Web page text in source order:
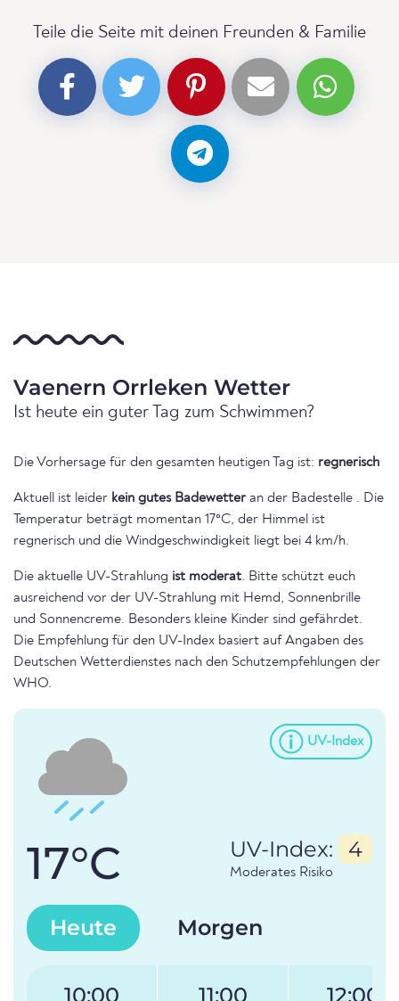
Teile die Seite mit deinen Freunden & Familie
Vaenern Orrleken Wetter
Ist heute ein guter Tag zum Schwimmen?
Die Vorhersage für den gesamten heutigen Tag ist: regnerisch
Aktuell ist leider kein gutes Badewetter an der Badestelle . Die
Temperatur beträgt momentan 17°C, der Himmel ist
regnerisch und die Windgeschwindigkeit liegt bei 4 km/h.
Die aktuelle UV-Strahlung ist moderat. Bitte schützt euch
ausreichend vor der UV-Strahlung mit Hemd, Sonnenbrille
und Sonnencreme. Besonders kleine Kinder sind gefährdet.
Die Empfehlung für den UV-Index basiert auf Angaben des
Deutschen Wetterdienstes nach den Schutzempfehlungen der
WHO.
UV-Index
17°C UV-Index: 4
Moderates Risiko
Heute Morgen
10:00 11:00 12:00